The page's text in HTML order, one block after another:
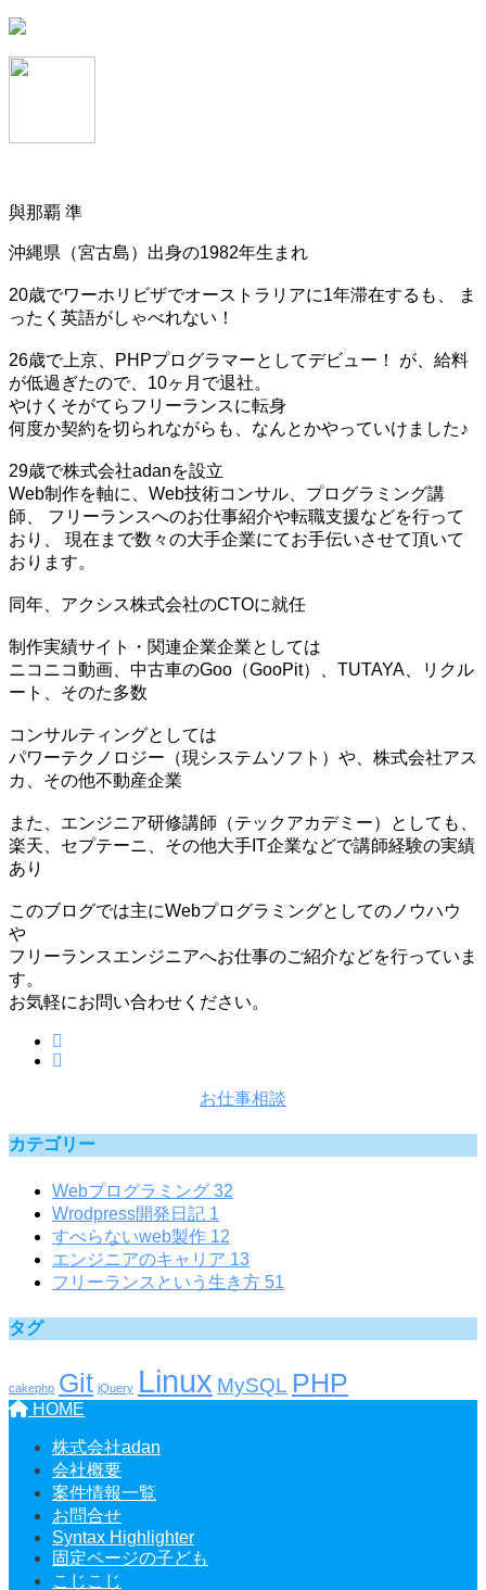
與那覇 準
沖縄県（宮古島）出身の1982年生まれ
20歳でワーホリビザでオーストラリアに1年滞在するも、 ま
ったく英語がしゃべれない！
26歳で上京、PHPプログラマーとしてデビュー！ が、給料
が低過ぎたので、10ヶ月で退社。
やけくそがてらフリーランスに転身
何度か契約を切られながらも、なんとかやっていけました♪
29歳で株式会社adanを設立
Web制作を軸に、Web技術コンサル、プログラミング講
師、 フリーランスへのお仕事紹介や転職支援などを行って
おり、 現在まで数々の大手企業にてお手伝いさせて頂いて
おります。
同年、アクシス株式会社のCTOに就任
制作実績サイト・関連企業企業としては
ニコニコ動画、中古車のGoo（GooPit）、TUTAYA、リクル
ート、そのた多数
コンサルティングとしては
パワーテクノロジー（現システムソフト）や、株式会社アス
カ、その他不動産企業
また、エンジニア研修講師（テックアカデミー）としても、
楽天、セプテーニ、その他大手IT企業などで講師経験の実績
あり
このブログでは主にWebプログラミングとしてのノウハウ
や
フリーランスエンジニアへお仕事のご紹介などを行っていま
す。
お気軽にお問い合わせください。
お仕事相談
カテゴリー
Webプログラミング 32
Wrodpress開発日記 1
すべらないweb製作 12
エンジニアのキャリア 13
フリーランスという生き方 51
タグ
cakephp Git jQuery Linux MySQL PHP
HOME
株式会社adan
会社概要
案件情報一覧
お問合せ
Syntax Highlighter
固定ページの子ども
こじこじ